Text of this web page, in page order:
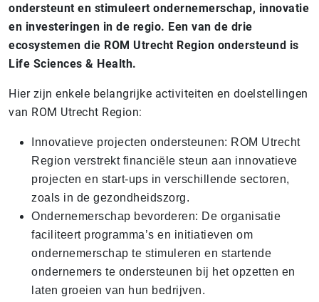
ondersteunt en stimuleert ondernemerschap, innovatie
en investeringen in de regio. Een van de drie
ecosystemen die ROM Utrecht Region ondersteund is
Life Sciences & Health.
Hier zijn enkele belangrijke activiteiten en doelstellingen
van ROM Utrecht Region:
Innovatieve projecten ondersteunen: ROM Utrecht
Region verstrekt financiële steun aan innovatieve
projecten en start-ups in verschillende sectoren,
zoals in de gezondheidszorg.
Ondernemerschap bevorderen: De organisatie
faciliteert programma’s en initiatieven om
ondernemerschap te stimuleren en startende
ondernemers te ondersteunen bij het opzetten en
laten groeien van hun bedrijven.